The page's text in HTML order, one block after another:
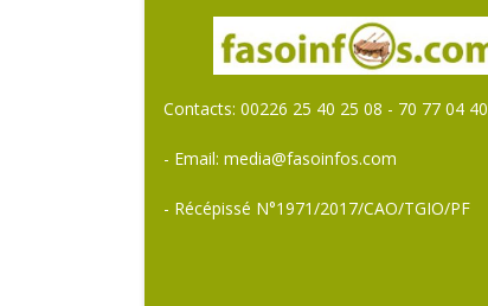
Contacts: 00226 25 40 25 08 - 70 77 04 40
- Email: media@fasoinfos.com
- Récépissé N°1971/2017/CAO/TGIO/PF